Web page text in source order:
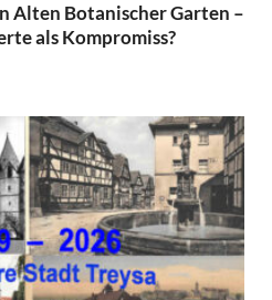
Alten Botanischer Garten –
als Kompromiss?